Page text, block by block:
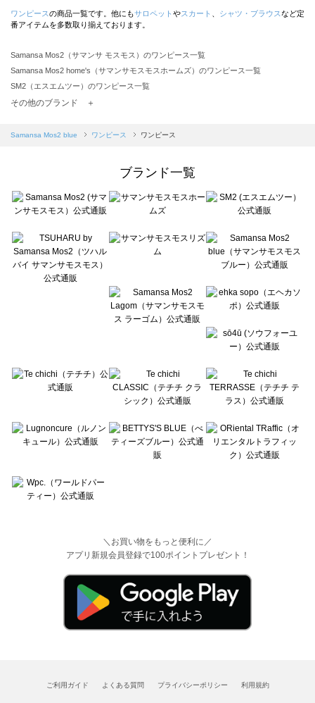
ワンピースの商品一覧です。他にもサロペット やスカート シャツ・ブラウスなど定
番アイテムを多数取り揃えております。
Samansa Mos2（サマンサ モスモス）のワンピース一覧
Samansa Mos2 home's（サマンサモスモスホームズ）のワンピース一覧
SM2（エスエムツー）のワンピース一覧
TSUHARU by Samansa Mos2（ツハルバイサマンサモスモス）のワンピース一覧
Samansa Mos2 blue（サマンサモスモス ブルー）のワンピース一覧
sō4ū（ソウフォーユー）のワンピース一覧
Te chichi（テチチ）のワンピース一覧
Te chichi CLASSIC（テチチ クラシック）のワンピース一覧
Lugnoncure（ルノンキュール）のワンピース一覧
BETTY'S BLUE（べティーズブルー）のワンピース一覧
Wpc.（ワールドパーティー）のワンピース一覧
その他のブランド ＋
Samansa Mos2 blue ワンピース ワンピース
ブランド一覧
＼お買い物をもっと便利に／
アプリ新規会員登録で100ポイントプレゼント！
ご利用ガイド よくある質問 プライバシーポリシー 利用規約